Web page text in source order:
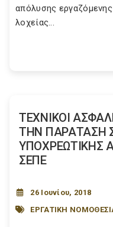
απόλυσης
λοχείας...
ΤΕΧΝΙΚΟΙ
ΤΗΝ ΠΑΡΑΤΑΣΗ
ΥΠΟΧΡΕΩΤΙΚΗΣ
ΣΕΠΕ
26 Ιουνίου, 2018
ΕΡΓΑΤΙΚΗ